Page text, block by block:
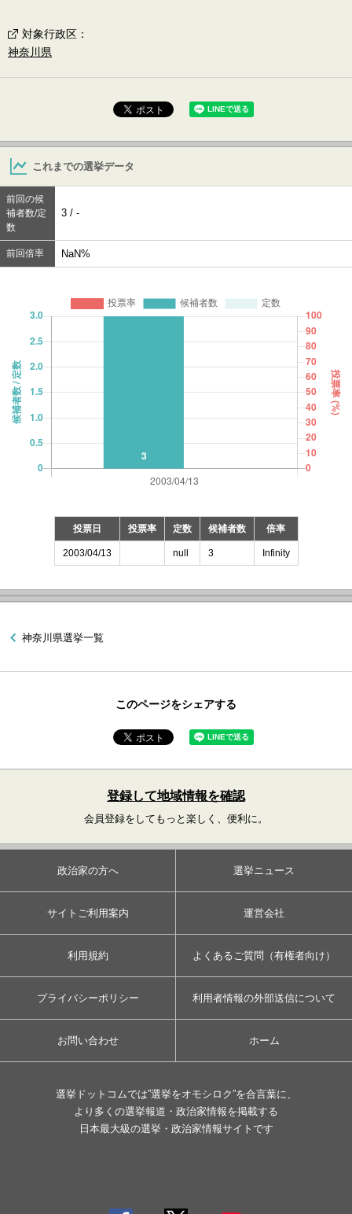
対象行政区 ：
神奈川県
これまでの選挙データ
前回の候
補者数/定
数
3 / -
前回倍率 NaN%
投票日 投票率 定数 候補者数 倍率
2003/04/13 null 3 Infinity
神奈川県選挙一覧
このページをシェアする
登録して地域情報を確認
会員登録をしてもっと楽しく、便利に。
政治家の方へ 選挙ニュース
サイトご利用案内 運営会社
利用規約 よくあるご質問（有権者向け）
プライバシーポリシー 利用者情報の外部送信について
お問い合わせ ホーム
選挙ドットコムでは”選挙をオモシロク”を合言葉に、
より多くの選挙報道・政治家情報を掲載する
日本最大級の選挙・政治家情報サイトです